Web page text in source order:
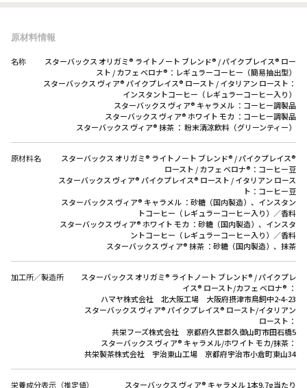
原材料情報
名称
スターバックス オリガミ® ライトノート ブレンド® / パイクプレイス® ロー
スト / カフェ ベロナ®：レギュラーコーヒー（簡易抽出型）
スターバックス ヴィア® パイクプレイス® ロースト / イタリアン ロースト：
インスタントコーヒー（レギュラーコーヒー入り）
スターバックス ヴィア® キャラメル ：コーヒー調製品
スターバックス ヴィア® ホワイト モカ ：コーヒー調製品
スターバックス ヴィア® 抹茶 ： 粉末清涼飲料（グリーンティー）
原材料名
スターバックス オリガミ® ライトノート ブレンド® / パイクプレイス®
ロースト / カフェ ベロナ®：コーヒー豆
スターバックス ヴィア® パイクプレイス® ロースト / イタリアン ロース
ト：コーヒー豆
スターバックス ヴィア® キャラメル ：砂糖（国内製造）、インスタン
トコーヒー（レギュラーコーヒー入り）／香料
スターバックス ヴィア® ホワイト モカ ：砂糖（国内製造）、インスタ
ントコーヒー（レギュラーコーヒー入り）／香料
スターバックス ヴィア® 抹茶 ：砂糖（国内製造）、抹茶
加工所／製造所
スターバックス オリガミ® ライトノート ブレンド® / パイクプレ
イス® ロースト/カフェ ベロナ® ：
ハマヤ株式会社 北大阪工場 大阪府摂津市鳥飼中2-4-23
スターバックス ヴィア® パイクプレイス® ロースト/イタリアン
ロースト：
共栄フーズ株式会社 京都府久世郡久御山町市田石橋5
スターバックス ヴィア® キャラメル/ホワイト モカ/抹茶：
共栄製茶株式会社 宇治東山工場 京都府宇治市小倉町東山34
栄養成分表示（推定値） スターバックス ヴィア® キャラメル 1本9.7g当たり